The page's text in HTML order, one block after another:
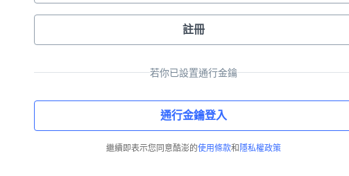
註冊
若你已設置通行金鑰
通行金鑰登入
繼續即表示您同意酷澎的使用條款和 隱私權政策